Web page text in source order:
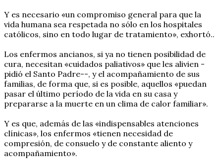
Y es necesario «un compromiso general para que la
vida humana sea respetada no sólo en los hospitales
católicos, sino en todo lugar de tratamiento», exhortó..
Los enfermos ancianos, si ya no tienen posibilidad de
cura, necesitan «cuidados paliativos» que les alivien -
pidió el Santo Padre--, y el acompañamiento de sus
familias, de forma que, si es posible, aquellos «puedan
pasar el último período de la vida en su casa y
prepararse a la muerte en un clima de calor familiar».
Y es que, además de las «indispensables atenciones
clínicas», los enfermos «tienen necesidad de
compresión, de consuelo y de constante aliento y
acompañamiento».